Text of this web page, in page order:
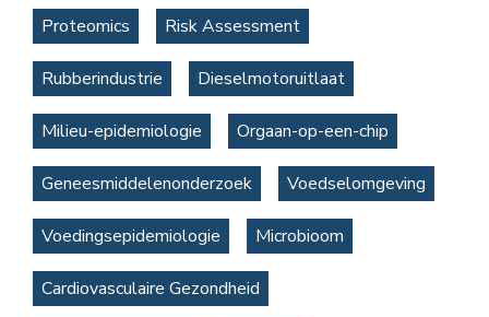
Proteomics Risk Assessment
Rubberindustrie Dieselmotoruitlaat
Milieu-epidemiologie Orgaan-op-een-chip
Geneesmiddelenonderzoek Voedselomgeving
Voedingsepidemiologie Microbioom
Cardiovasculaire Gezondheid